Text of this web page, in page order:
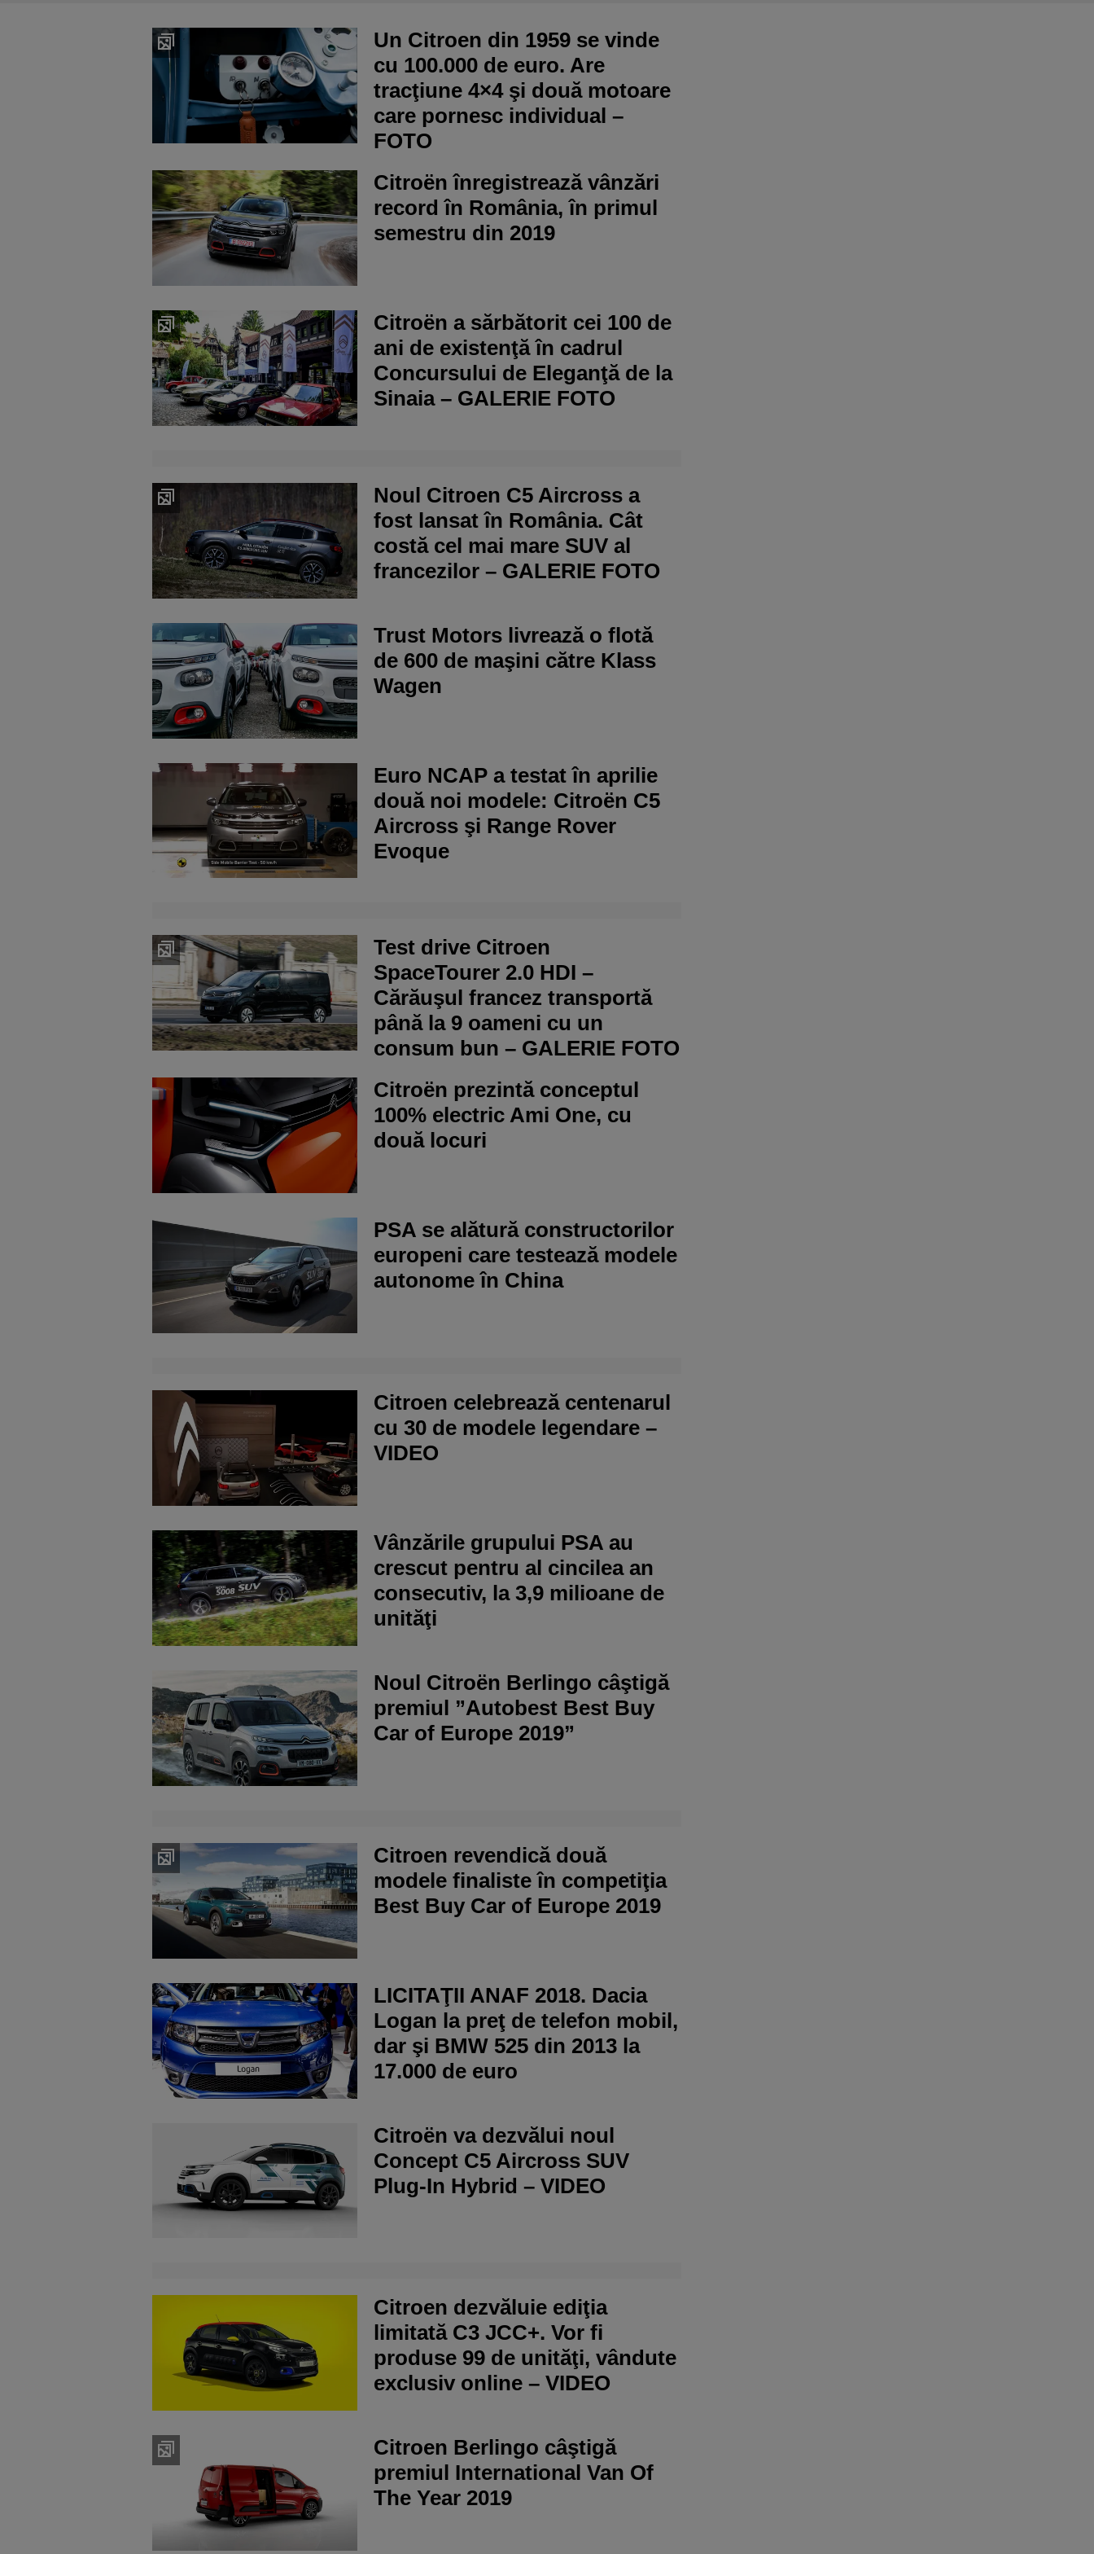
Un Citroen din 1959 se vinde
cu 100.000 de euro. Are
tracţiune 4×4 şi două motoare
care pornesc individual –
FOTO
Citroën înregistrează vânzări
record în România, în primul
semestru din 2019
Citroën a sărbătorit cei 100 de
ani de existenţă în cadrul
Concursului de Eleganţă de la
Sinaia – GALERIE FOTO
Noul Citroen C5 Aircross a
fost lansat în România. Cât
costă cel mai mare SUV al
francezilor – GALERIE FOTO
Trust Motors livrează o flotă
de 600 de maşini către Klass
Wagen
Euro NCAP a testat în aprilie
două noi modele: Citroën C5
Aircross şi Range Rover
Evoque
Test drive Citroen
SpaceTourer 2.0 HDI –
Cărăuşul francez transportă
până la 9 oameni cu un
consum bun – GALERIE FOTO
Citroën prezintă conceptul
100% electric Ami One, cu
două locuri
PSA se alătură constructorilor
europeni care testează modele
autonome în China
Citroen celebrează centenarul
cu 30 de modele legendare –
VIDEO
Vânzările grupului PSA au
crescut pentru al cincilea an
consecutiv, la 3,9 milioane de
unităţi
Noul Citroën Berlingo câştigă
premiul ”Autobest Best Buy
Car of Europe 2019”
Citroen revendică două
modele finaliste în competiţia
Best Buy Car of Europe 2019
LICITAŢII ANAF 2018. Dacia
Logan la preţ de telefon mobil,
dar şi BMW 525 din 2013 la
17.000 de euro
Citroën va dezvălui noul
Concept C5 Aircross SUV
Plug-In Hybrid – VIDEO
Citroen dezvăluie ediţia
limitată C3 JCC+. Vor fi
produse 99 de unităţi, vândute
exclusiv online – VIDEO
Citroen Berlingo câştigă
premiul International Van Of
The Year 2019